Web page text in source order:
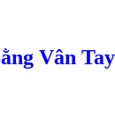
Vân Tay